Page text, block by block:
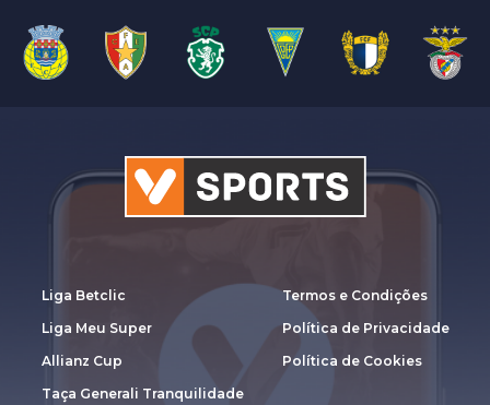
Liga Betclic
Liga Meu Super
Allianz Cup
Taça Generali Tranquilidade
Termos e Condições
Política de Privacidade
Política de Cookies